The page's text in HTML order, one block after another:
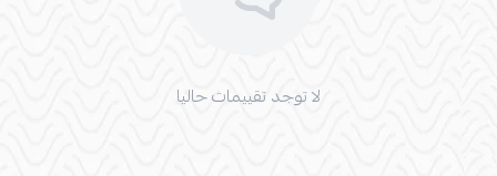
لا توجد تقييمات حاليا